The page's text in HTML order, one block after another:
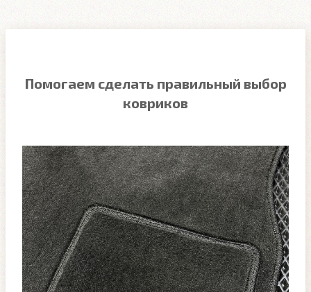
Помогаем сделать правильный выбор
ковриков